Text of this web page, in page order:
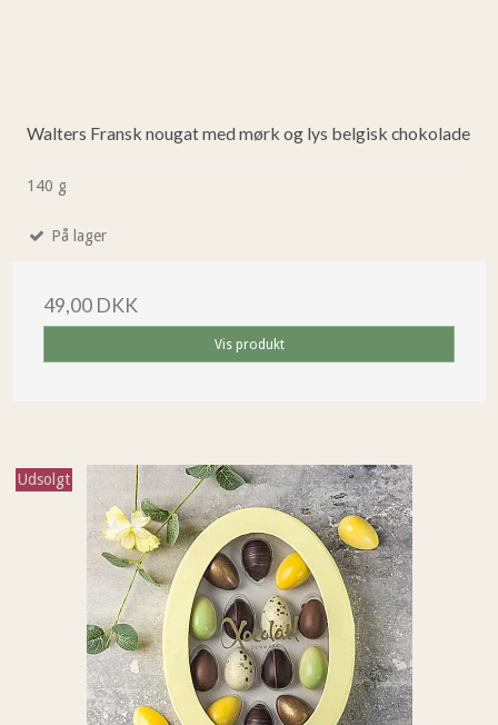
Walters Fransk nougat med mørk og lys belgisk chokolade
140 g
På lager
49,00 DKK
Vis produkt
Udsolgt